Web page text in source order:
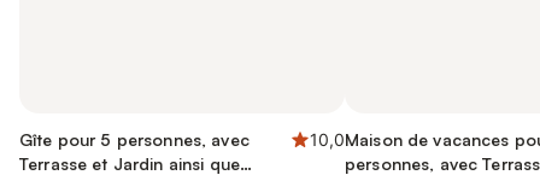
Gîte pour 5 personnes, avec
Terrasse et Jardin ainsi que
10,0Maison de vacances
personnes, avec